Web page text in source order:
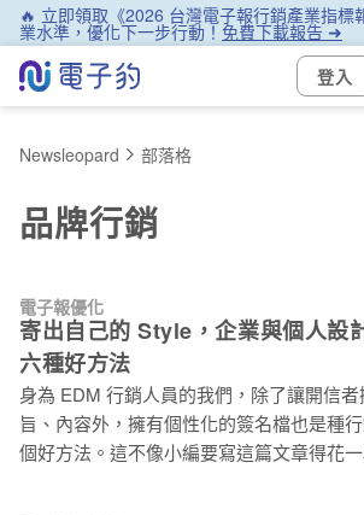
🔥 立即領取《2026 台灣電子報行銷產業指標
業水準，優化下一步行動！免費下載報告 ➜
登入
Newsleopard 部落格
品牌行銷
電子報優化
寄出自己的 Style，企業與個人設
六種好方法
身為 EDM 行銷人員的我們，除了讓開信
旨、內容外，擁有個性化的簽名檔也是種
個好方法。這不像小編要寫這篇文章得花